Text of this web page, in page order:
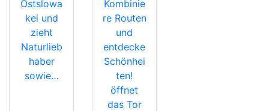
Ostslowa
kei und
zieht
Naturlieb
haber
sowie…
Kombinie
re Routen
und
entdecke
Schönhei
ten!
öffnet
das Tor